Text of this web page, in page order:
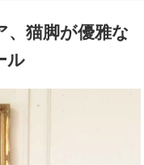
猫脚が優雅な
ル